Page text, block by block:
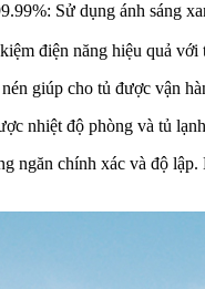
Sử dụng ánh sáng
điện năng hiệu quả
giúp cho tủ được vận
nhiệt độ phòng và tủ
ngăn chính xác và độ